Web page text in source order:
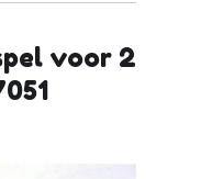
voor 2